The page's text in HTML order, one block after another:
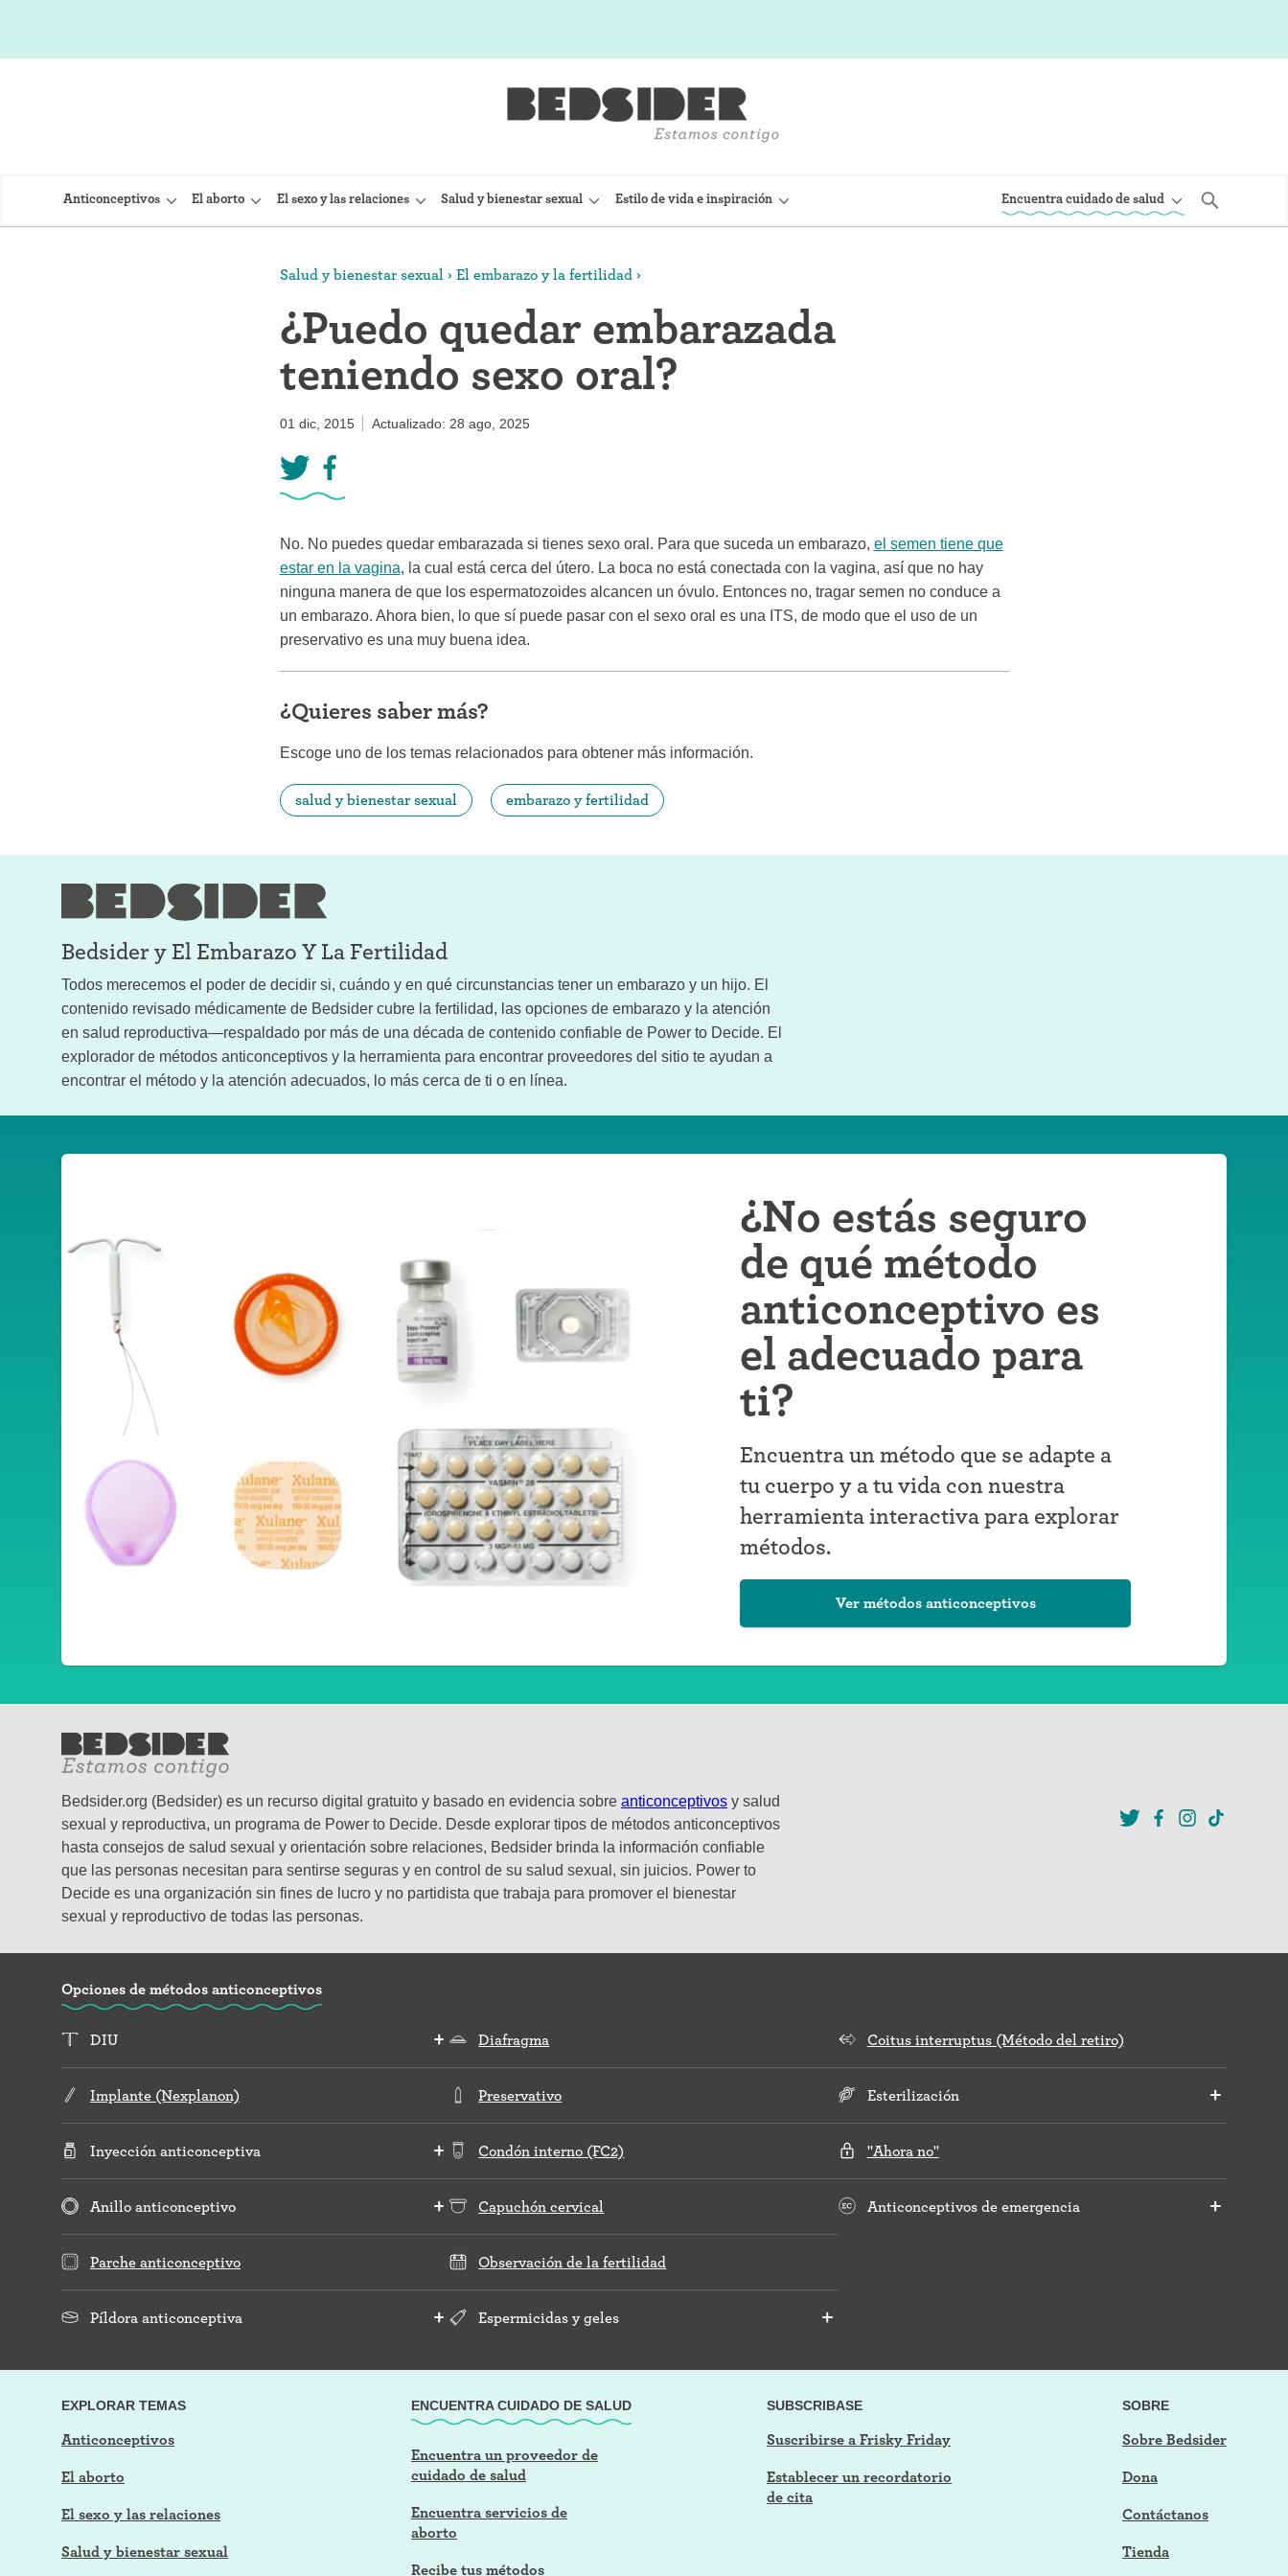
Anticonceptivos
DIU (Dispositivo Intrauterino)
Implante (Nexplanon)
Inyección anticonceptiva (Depo-
Provera)
Anillo anticonceptivo
Diafragma
Preservativo
Capuchón cervical
Observación de la fertilidad
"Ahora no"
Anticonceptivos de emergencia
El aborto El sexo y las relaciones Salud y bienestar sexual Estilo de vida e inspiración Encuentra cuidado de salud
Salud y bienestar sexual El embarazo y la fertilidad
¿Puedo quedar embarazada
teniendo sexo oral?
01 dic, 2015 Actualizado: 28 ago, 2025
No. No puedes quedar embarazada si tienes sexo oral. Para que suceda un embarazo, el semen tiene que
estar en la vagina, la cual está cerca del útero. La boca no está conectada con la vagina, así que no hay
ninguna manera de que los espermatozoides alcancen un óvulo. Entonces no, tragar semen no conduce a
un embarazo. Ahora bien, lo que sí puede pasar con el sexo oral es una ITS, de modo que el uso de un
preservativo es una muy buena idea.
¿Quieres saber más?
Escoge uno de los temas relacionados para obtener más información.
salud y bienestar sexual embarazo y fertilidad
Bedsider y El Embarazo Y La Fertilidad
Todos merecemos el poder de decidir si, cuándo y en qué circunstancias tener un embarazo y un hijo. El
contenido revisado médicamente de Bedsider cubre la fertilidad, las opciones de embarazo y la atención
en salud reproductiva—respaldado por más de una década de contenido confiable de Power to Decide. El
explorador de métodos anticonceptivos y la herramienta para encontrar proveedores del sitio te ayudan a
encontrar el método y la atención adecuados, lo más cerca de ti o en línea.
¿No estás seguro
de qué método
anticonceptivo es
el adecuado para
ti?
Encuentra un método que se adapte a
tu cuerpo y a tu vida con nuestra
herramienta interactiva para explorar
métodos.
Ver métodos anticonceptivos
Bedsider.org (Bedsider) es un recurso digital gratuito y basado en evidencia sobre anticonceptivos y salud
sexual y reproductiva, un programa de Power to Decide. Desde explorar tipos de métodos anticonceptivos
hasta consejos de salud sexual y orientación sobre relaciones, Bedsider brinda la información confiable
que las personas necesitan para sentirse seguras y en control de su salud sexual, sin juicios. Power to
Decide es una organización sin fines de lucro y no partidista que trabaja para promover el bienestar
sexual y reproductivo de todas las personas.
Opciones de métodos anticonceptivos
DIU
Implante (Nexplanon)
Inyección anticonceptiva
Anillo anticonceptivo
Parche anticonceptivo
Píldora anticonceptiva
Diafragma
Preservativo
Condón interno (FC2)
Capuchón cervical
Observación de la fertilidad
Espermicidas y geles
Coitus interruptus (Método del retiro)
Esterilización
"Ahora no"
Anticonceptivos de emergencia
EXPLORAR TEMAS
Anticonceptivos
El aborto
El sexo y las relaciones
Salud y bienestar sexual
ENCUENTRA CUIDADO DE SALUD
Encuentra un proveedor de
cuidado de salud
Encuentra servicios de
aborto
Recibe tus métodos
SUBSCRIBASE
Suscribirse a Frisky Friday
Establecer un recordatorio
de cita
SOBRE
Sobre Bedsider
Dona
Contáctanos
Tienda